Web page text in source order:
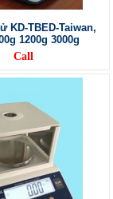
KD-TBED-Taiwan,
1200g 3000g
Call